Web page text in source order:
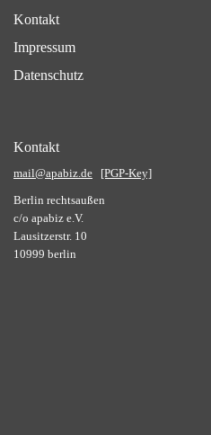
Kontakt
Impressum
Datenschutz
Kontakt
mail@apabiz.de [PGP-Key]
Berlin rechtsaußen
c/o apabiz e.V.
Lausitzerstr. 10
10999 berlin